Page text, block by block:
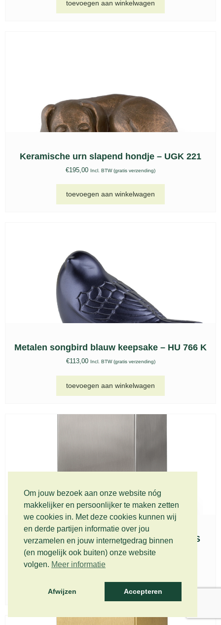
Om jouw bezoek aan onze website nóg
makkelijker en persoonlijker te maken zetten
we cookies in. Met deze cookies kunnen wij
en derde partijen informatie over jou
verzamelen en jouw internetgedrag binnen
(en mogelijk ook buiten) onze website
volgen. Meer informatie
Afwijzen Accepteren
toevoegen aan winkelwagen
Keramische urn slapend hondje – UGK 221
€195,00 Incl. BTW (gratis verzending)
toevoegen aan winkelwagen
Metalen songbird blauw keepsake – HU 766 K
€113,00 Incl. BTW (gratis verzending)
toevoegen aan winkelwagen
Roestvrijstalen urn Beaumont zilver – RVS
552
€ 249,00 Incl. BTW (gratis verzending)
toevoegen aan winkelwagen